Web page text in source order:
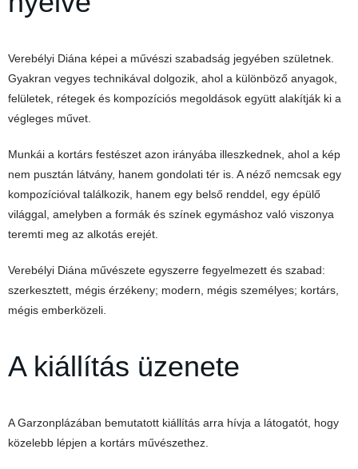
Verebélyi Diána képei a művészi szabadság jegyében születnek.
Gyakran vegyes technikával dolgozik, ahol a különböző anyagok,
felületek, rétegek és kompozíciós megoldások együtt alakítják ki a
végleges művet.
Munkái a kortárs festészet azon irányába illeszkednek, ahol a kép
nem pusztán látvány, hanem gondolati tér is. A néző nemcsak egy
kompozícióval találkozik, hanem egy belső renddel, egy épülő
világgal, amelyben a formák és színek egymáshoz való viszonya
teremti meg az alkotás erejét.
Verebélyi Diána művészete egyszerre fegyelmezett és szabad:
szerkesztett, mégis érzékeny; modern, mégis személyes; kortárs,
mégis emberközeli.
A kiállítás üzenete
A Garzonplázában bemutatott kiállítás arra hívja a látogatót, hogy
közelebb lépjen a kortárs művészethez.